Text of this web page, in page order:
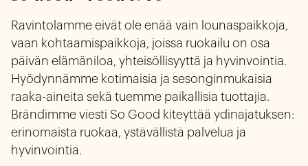
Ravintolamme eivät ole enää vain lounaspaikkoja,
vaan kohtaamispaikkoja, joissa ruokailu on osa
päivän elämäniloa, yhteisöllisyyttä ja hyvinvointia.
Hyödynnämme kotimaisia ja sesonginmukaisia
raaka-aineita sekä tuemme paikallisia tuottajia.
Brändimme viesti So Good kiteyttää ydinajatuksen:
erinomaista ruokaa, ystävällistä palvelua ja
hyvinvointia.